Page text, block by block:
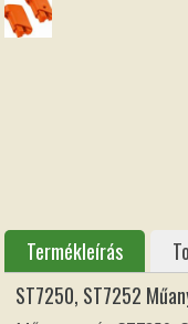
Termékleírás
ST7250, ST7252